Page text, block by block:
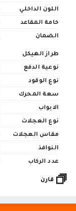
اللون الداخلي
خامة المقاعد
الضمان
طراز الهيكل
نوعية الدفع
نوع الوقود
سعة المحرك
الابواب
نوع العجلات
مقاس العجلات
النوافذ
عدد الركاب
قارن